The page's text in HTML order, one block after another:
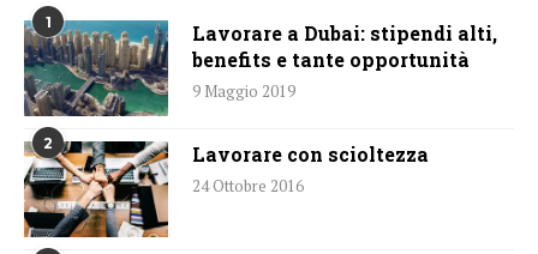
1
Lavorare a Dubai: stipendi alti,
benefits e tante opportunità
9 Maggio 2019
2 Lavorare con scioltezza
24 Ottobre 2016